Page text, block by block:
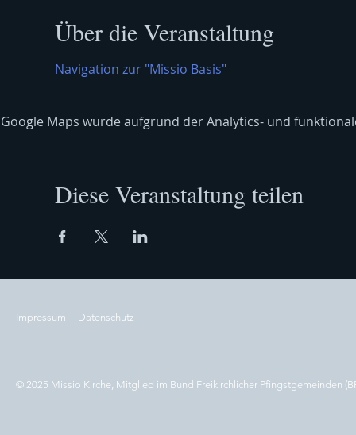
Über die Veranstaltung
Navigation zur "Missio Basis"
Google Maps wurde aufgrund der Analytics- und
Diese Veranstaltung teilen
Impressum Datenschutz
© 2025 Missio Kirche, Mitglied im Bund Freikirchlicher Pfingstgemeinden